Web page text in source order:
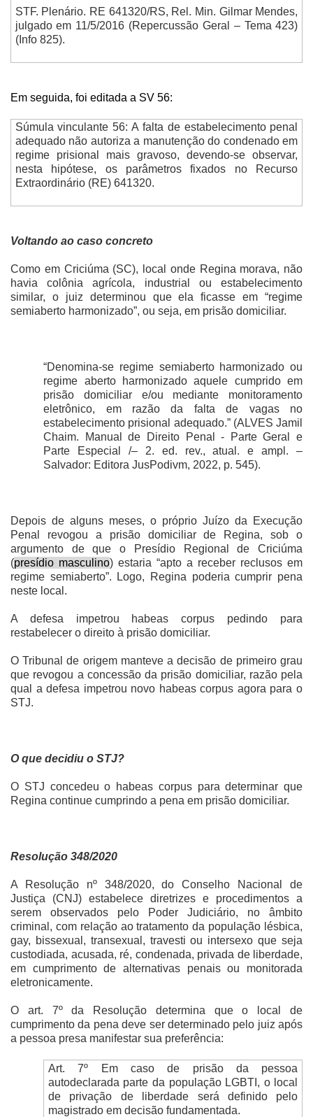
STF. Plenário. RE 641320/RS, Rel. Min. Gilmar Mendes,
julgado em 11/5/2016 (Repercussão Geral – Tema 423)
(Info 825).
Em seguida, foi editada a SV 56:
Súmula vinculante 56: A falta de estabelecimento penal
adequado não autoriza a manutenção do condenado em
regime prisional mais gravoso, devendo-se observar,
nesta hipótese, os parâmetros fixados no Recurso
Extraordinário (RE) 641320.
Voltando ao caso concreto
Como em Criciúma (SC), local onde Regina morava, não
havia colônia agrícola, industrial ou estabelecimento
similar, o juiz determinou que ela ficasse em “regime
semiaberto harmonizado”, ou seja, em prisão domiciliar.
“Denomina-se regime semiaberto harmonizado ou
regime aberto harmonizado aquele cumprido em
prisão domiciliar e/ou mediante monitoramento
eletrônico, em razão da falta de vagas no
estabelecimento prisional adequado.” (ALVES Jamil
Chaim. Manual de Direito Penal - Parte Geral e
Parte Especial /– 2. ed. rev., atual. e ampl. –
Salvador: Editora JusPodivm, 2022, p. 545).
Depois de alguns meses, o próprio Juízo da Execução
Penal revogou a prisão domiciliar de Regina, sob o
argumento de que o Presídio Regional de Criciúma
(presídio masculino) estaria “apto a receber reclusos em
regime semiaberto”. Logo, Regina poderia cumprir pena
neste local.
A defesa impetrou habeas corpus pedindo para
restabelecer o direito à prisão domiciliar.
O Tribunal de origem manteve a decisão de primeiro grau
que revogou a concessão da prisão domiciliar, razão pela
qual a defesa impetrou novo habeas corpus agora para o
STJ.
O que decidiu o STJ?
O STJ concedeu o habeas corpus para determinar que
Regina continue cumprindo a pena em prisão domiciliar.
Resolução 348/2020
A Resolução nº 348/2020, do Conselho Nacional de
Justiça (CNJ) estabelece diretrizes e procedimentos a
serem observados pelo Poder Judiciário, no âmbito
criminal, com relação ao tratamento da população lésbica,
gay, bissexual, transexual, travesti ou intersexo que seja
custodiada, acusada, ré, condenada, privada de liberdade,
em cumprimento de alternativas penais ou monitorada
eletronicamente.
O art. 7º da Resolução determina que o local de
cumprimento da pena deve ser determinado pelo juiz após
a pessoa presa manifestar sua preferência:
Art. 7º Em caso de prisão da pessoa
autodeclarada parte da população LGBTI, o local
de privação de liberdade será definido pelo
magistrado em decisão fundamentada.